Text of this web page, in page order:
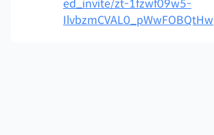
ed_invite/zt-1fzwf09w5-
IlvbzmCVAL0_pWwFOBQtHw